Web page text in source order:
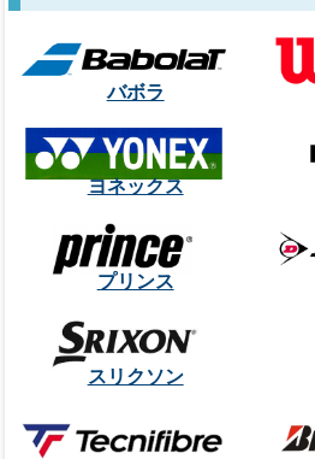
バボラ
ヨネックス
プリンス
スリクソン